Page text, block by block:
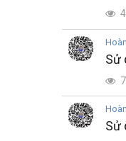
Sử
Sử